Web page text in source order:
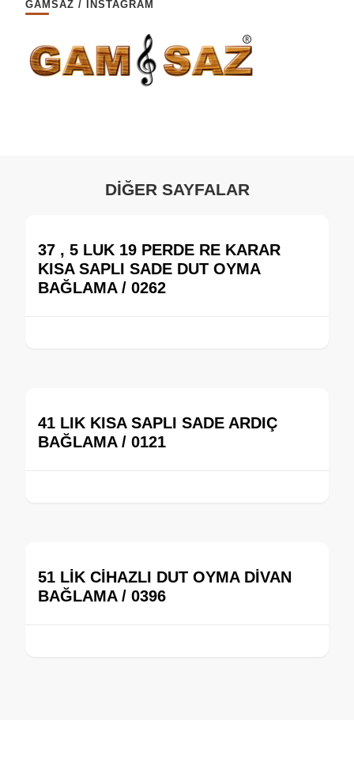
GAMSAZ / İNSTAGRAM
DİĞER SAYFALAR
37 , 5 LUK 19 PERDE RE KARAR
KISA SAPLI SADE DUT OYMA
BAĞLAMA / 0262
41 LIK KISA SAPLI SADE ARDIÇ
BAĞLAMA / 0121
51 LİK CİHAZLI DUT OYMA DİVAN
BAĞLAMA / 0396